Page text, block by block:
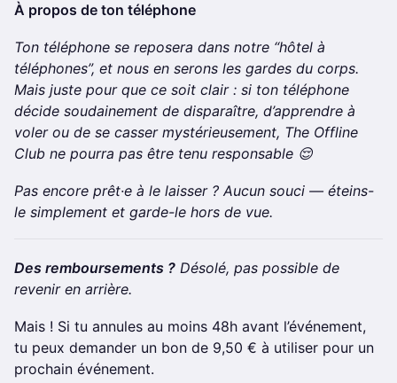
À propos de ton téléphone
Ton téléphone se reposera dans notre “hôtel à
téléphones”, et nous en serons les gardes du corps.
Mais juste pour que ce soit clair : si ton téléphone
décide soudainement de disparaître, d’apprendre à
voler ou de se casser mystérieusement, The Offline
Club ne pourra pas être tenu responsable 😌
Pas encore prêt·e à le laisser ? Aucun souci — éteins-
le simplement et garde-le hors de vue.
Des remboursements ? Désolé, pas possible de
revenir en arrière.
Mais ! Si tu annules au moins 48h avant l’événement,
tu peux demander un bon de 9,50 € à utiliser pour un
prochain événement.